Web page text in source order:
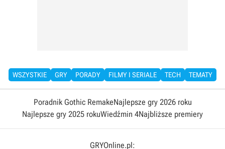
WSZYSTKIE GRY PORADY FILMY I SERIALE TECH TEMATY
Poradnik Gothic RemakeNajlepsze gry 2026 roku
Najlepsze gry 2025 rokuWiedźmin 4Najbliższe premiery
GRYOnline.pl: